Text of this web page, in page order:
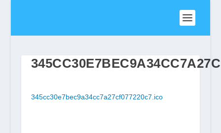
345cc30e7bec9a34cc7a27cf077220c7.ico